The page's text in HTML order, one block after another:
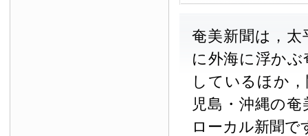
奄美新聞は，
に外海に浮か
しているほか
児島・沖縄の
ローカル新聞で